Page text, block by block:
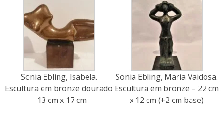
Sonia Ebling, Isabela.
Escultura em bronze dourado
– 13 cm x 17 cm
Sonia Ebling, Maria Vaidosa.
Escultura em bronze – 22 cm
x 12 cm (+2 cm base)